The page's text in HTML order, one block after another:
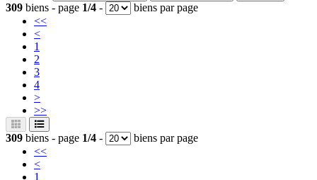
309 biens - page 1/4 -
biens par page
<<
<
1
2
3
4
>
>>
309 biens - page 1/4 -
biens par page
<<
<
1